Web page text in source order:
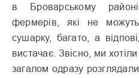
в Броварському
фермерів, які не
сушарку, багато, а
вистачає. Звісно, ми
загалом одразу